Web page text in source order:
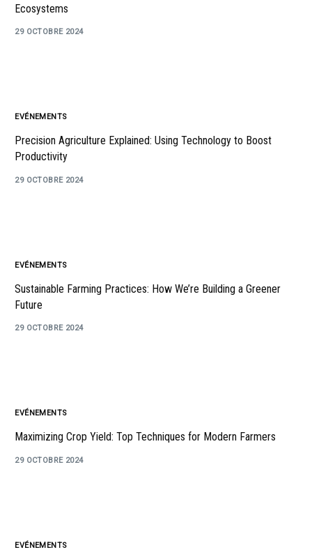
Ecosystems
29 OCTOBRE 2024
EVÉNEMENTS
Precision Agriculture Explained: Using Technology to Boost
Productivity
29 OCTOBRE 2024
EVÉNEMENTS
Sustainable Farming Practices: How We’re Building a Greener
Future
29 OCTOBRE 2024
EVÉNEMENTS
Maximizing Crop Yield: Top Techniques for Modern Farmers
29 OCTOBRE 2024
EVÉNEMENTS